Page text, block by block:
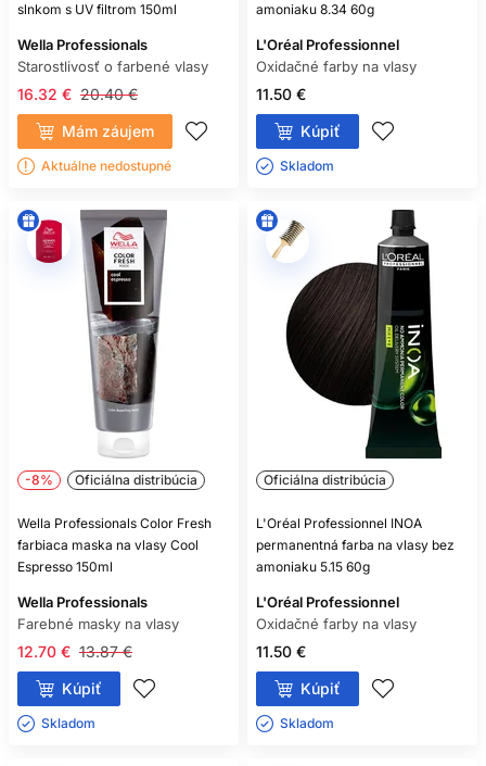
slnkom s UV filtrom 150ml
Wella Professionals
Starostlivosť o farbené vlasy
20.40 €
16.32 €
Mám záujem
Aktuálne nedostupné
amoniaku 8.34 60g
L'Oréal Professionnel
Oxidačné farby na vlasy
11.50 €
Kúpiť
Skladom ㅤ
-8% Oficiálna distribúcia
Wella Professionals Color Fresh
farbiaca maska na vlasy Cool
Espresso 150ml
Wella Professionals
Farebné masky na vlasy
13.87 €
12.70 €
Kúpiť
Skladom ㅤ
Oficiálna distribúcia
L'Oréal Professionnel INOA
permanentná farba na vlasy bez
amoniaku 5.15 60g
L'Oréal Professionnel
Oxidačné farby na vlasy
11.50 €
Kúpiť
Skladom ㅤ